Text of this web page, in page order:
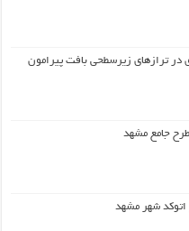
ترازهاي زیرسطحی بافت پیرامون
جامع مشهد
اتوکد شهر مشهد